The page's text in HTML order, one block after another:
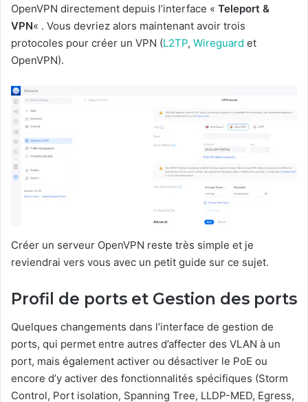
OpenVPN directement depuis l’interface « Teleport &
VPN« . Vous devriez alors maintenant avoir trois
protocoles pour créer un VPN (L2TP, Wireguard et
OpenVPN).
Créer un serveur OpenVPN reste très simple et je
reviendrai vers vous avec un petit guide sur ce sujet.
Profil de ports et Gestion des ports
Quelques changements dans l’interface de gestion de
ports, qui permet entre autres d’affecter des VLAN à un
port, mais également activer ou désactiver le PoE ou
encore d’y activer des fonctionnalités spécifiques (Storm
Control, Port isolation, Spanning Tree, LLDP-MED, Egress,